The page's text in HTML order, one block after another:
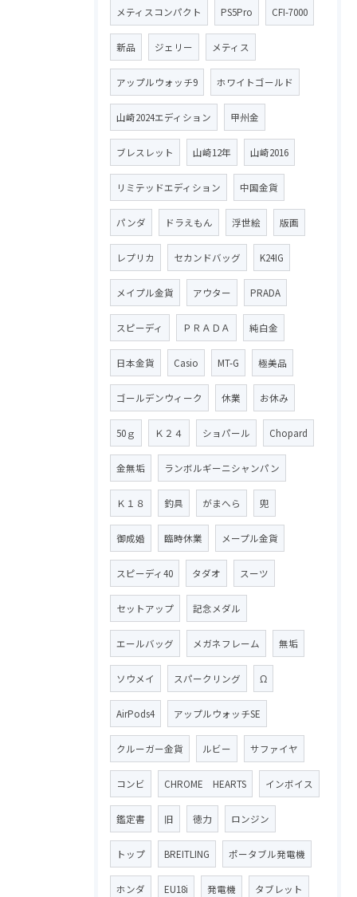
メティスコンパクト PS5Pro CFI-7000
新品 ジェリー メティス
アップルウォッチ9 ホワイトゴールド
山崎2024エディション 甲州金
ブレスレット 山崎12年 山崎2016
リミテッドエディション 中国金貨
パンダ ドラえもん 浮世絵 版画
レプリカ セカンドバッグ K24IG
メイプル金貨 アウター PRADA
スピーディ ＰＲＡＤＡ 純白金
日本金貨 Casio MT-G 極美品
ゴールデンウィーク 休業 お休み
50ｇ Ｋ２４ ショパール Chopard
金無垢 ランボルギーニシャンパン
Ｋ１８ 釣具 がまへら 兜
御成婚 臨時休業 メープル金貨
スピーディ40 タダオ スーツ
セットアップ 記念メダル
エールバッグ メガネフレーム 無垢
ソウメイ スパークリング Ω
AirPods4 アップルウォッチSE
クルーガー金貨 ルビー サファイヤ
コンビ CHROME HEARTS インボイス
鑑定書 旧 徳力 ロンジン
トップ BREITLING ポータブル発電機
ホンダ EU18i 発電機 タブレット